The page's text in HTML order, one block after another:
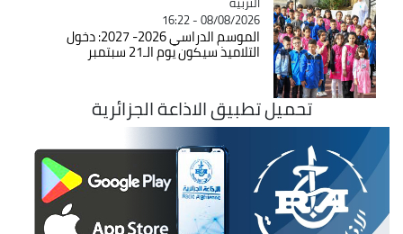
08/08/2026 - 16:22
الموسم الدراسي 2026- 2027: دخول
التلاميذ سيكون يوم الـ21 سبتمبر
تحميل تطبيق الاذاعة الجزائرية